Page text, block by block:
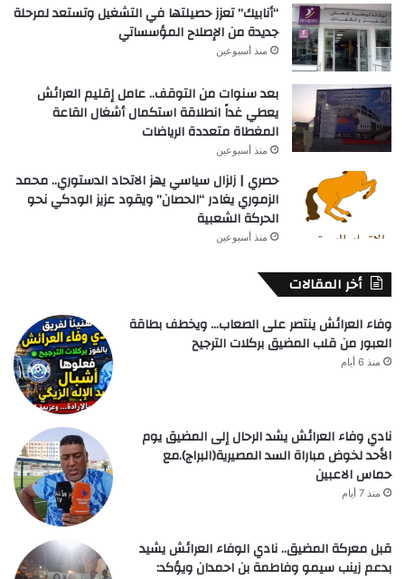
“أنابيك” تعزز حصيلتها في التشغيل وتستعد لمرحلة
جديدة من الإصلاح المؤسساتي
منذ أسبوعين
بعد سنوات من التوقف.. عامل إقليم العرائش
يعطي غداً انطلاقة استكمال أشغال القاعة
المغطاة متعددة الرياضات
منذ أسبوعين
حصري | زلزال سياسي يهز الاتحاد الدستوري.. محمد
الزموري يغادر “الحصان” ويقود عزيز الودكي نحو
الحركة الشعبية
منذ أسبوعين
أخر المقالات
وفاء العرائش ينتصر على الصعاب… ويخطف بطاقة
العبور من قلب المضيق بركلات الترجيح
منذ 6 أيام
نادي وفاء العرائش يشد الرحال إلى المضيق يوم
الأحد لخوض مباراة السد المصيرية(البراج).مع
حماس الاعبين
منذ 7 أيام
قبل معركة المضيق.. نادي الوفاء العرائش يشيد
بدعم زينب سيمو وفاطمة بن احمدان ويؤكد: